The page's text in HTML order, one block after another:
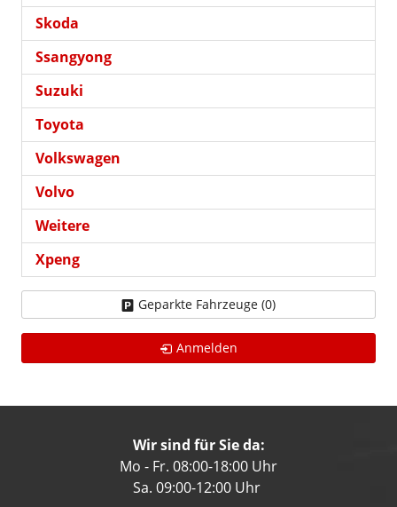
Skoda
Ssangyong
Suzuki
Toyota
Volkswagen
Volvo
Weitere
Xpeng
Geparkte Fahrzeuge (0)
Anmelden
Wir sind für Sie da:
Mo - Fr. 08:00-18:00 Uhr
Sa. 09:00-12:00 Uhr